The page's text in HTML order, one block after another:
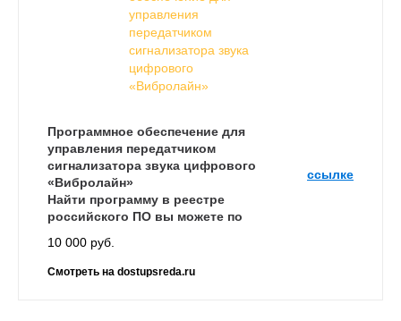
Программное обеспечение для
управления передатчиком
сигнализатора звука цифрового
«Вибролайн»
Найти программу в реестре
российского ПО вы можете по
ссылке
10 000 руб.
Смотреть на dostupsreda.ru